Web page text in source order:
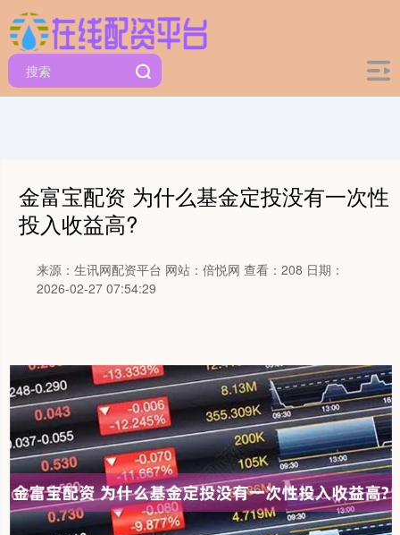
金富宝配资 为什么基金定投没有一次性
投入收益高?
来源：生讯网配资平台 网站：倍悦网 查看：208 日期：
2026-02-27 07:54:29